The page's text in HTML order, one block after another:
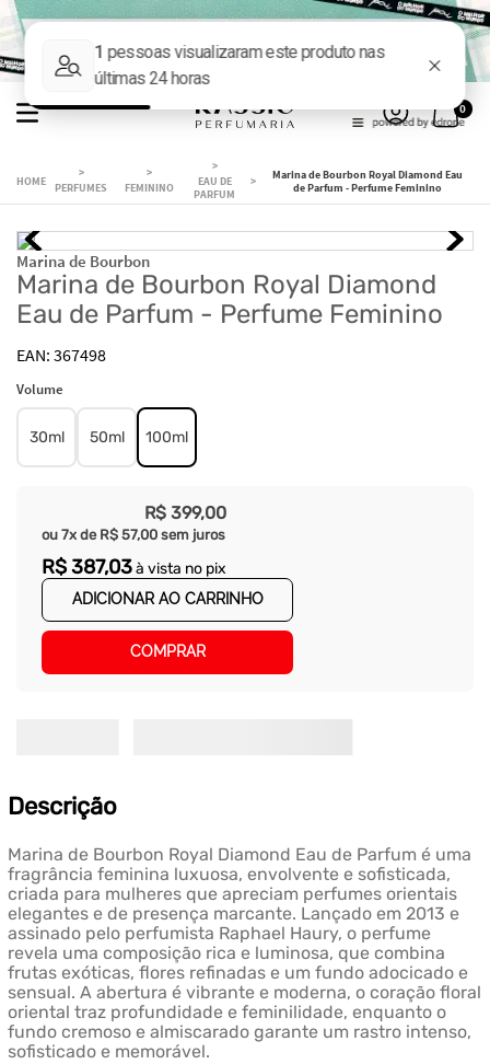
0
PERFUMES FEMININO
EAU DE
PARFUM
Marina de Bourbon Royal Diamond Eau
de Parfum - Perfume Feminino
Marina de Bourbon
Marina de Bourbon Royal Diamond
Eau de Parfum - Perfume Feminino
367498
Volume
30ml 50ml 100ml
R$ 399,00
ou 7x de R$ 57,00 sem juros
R$387,03à vista no pix
ADICIONAR AO CARRINHO
COMPRAR
Descrição
Marina de Bourbon Royal Diamond Eau de Parfum é uma
fragrância feminina luxuosa, envolvente e sofisticada,
criada para mulheres que apreciam perfumes orientais
elegantes e de presença marcante. Lançado em 2013 e
assinado pelo perfumista Raphael Haury, o perfume
revela uma composição rica e luminosa, que combina
frutas exóticas, flores refinadas e um fundo adocicado e
sensual. A abertura é vibrante e moderna, o coração floral
oriental traz profundidade e feminilidade, enquanto o
fundo cremoso e almiscarado garante um rastro intenso,
sofisticado e memorável.